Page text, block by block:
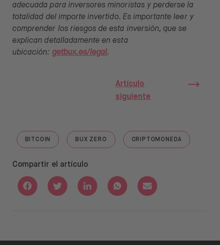
adecuada para inversores minoristas y perderse la
totalidad del importe invertido. Es importante leer y
comprender los riesgos de esta inversión, que se
explican detalladamente en esta
ubicación: getbux.es/legal.
Artículo
siguiente
BITCOIN
GO TO "BITCOIN"
BUX ZERO
GO TO "BUX ZERO"
CRIPTOMONEDA
GO TO
Compartir el artículo
Share with Facebook
Share with Twitter
Share with Linkedin
Share with Whatsapp
Share with Email